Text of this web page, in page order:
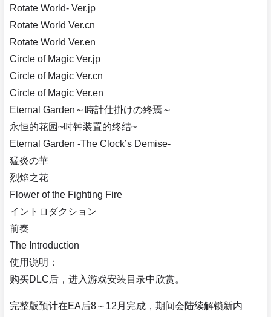
Rotate World- Ver.jp
Rotate World Ver.cn
Rotate World Ver.en
Circle of Magic Ver.jp
Circle of Magic Ver.cn
Circle of Magic Ver.en
Eternal Garden～時計仕掛けの終焉～
永恒的花园~时钟装置的终结~
Eternal Garden -The Clock’s Demise-
猛炎の華
烈焰之花
Flower of the Fighting Fire
イントロダクション
前奏
The Introduction
使用说明：
购买DLC后，进入游戏安装目录中欣赏。
完整版预计在EA后8～12月完成，期间会陆续解锁新内